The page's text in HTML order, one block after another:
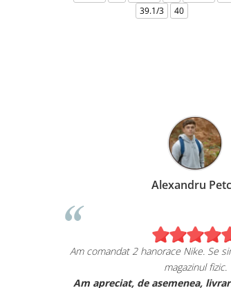
39.1/3
40
Alexandru
Am comandat 2 hanorace Nike. Se
magazinul fizic.
Am apreciat, de asemenea,